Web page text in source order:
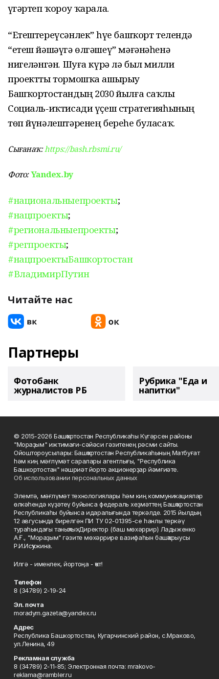
үҙгәртеп ҡороу ҡарала.
“Етештереүсәнлек” һүҙе башҡорт телендә
“етеш йәшәүгә өлгәшеү” мәғәнәһенә
нигеҙләнгән. Шуға күрә лә был милли
проектты тормошҡа ашырыу
Башҡортостандың 2030 йылға саҡлы
Социаль-иҡтисади үҫеш стратегияһының
төп йүнәлештәренең береһе буласаҡ.
Сығанаҡ:https://bash.rbsmi.ru/
Фото:Yandex.by
#национальныепроекты;
#нацпроекты;
#региональныепроекты;
#регпроекты;
#нацпроектыБашкортостан
#ВладимирПутин
Читайте нас
Партнеры
Фотобанк
журналистов РБ
Рубрика "Еда и
напитки"
© 2015-2026 Башҡортостан Республикаһы Күгәрсен районы
"Мораҙым" ижтимағи-сәйәси гәзитенең рәсми сайты.
Ойоштороусылары: Башҡортостан Республикаһының Матбуғат
һәм киң мәғлүмәт саралары агентлығы, "Республика
Башкортостан" нәшриәт йорто акционерҙар йәмғиәте.
Об использовании персональных данных
Элемтә, мәғлүмәт технологиялары һәм киң коммуникациялар
өлкәһендә күҙәтеү буйынса федераль хеҙмәттең Башҡортостан
Республикаһы буйынса идаралығында теркәлде. 2015 йылдың
12 авгусында бирелгән ПИ ТУ 02-01395-се һанлы теркәү
тураһындағы таныҡлыҡ. Директор (баш мөхәррир) Ладыженко
А.Ғ., "Мораҙым" гәзите мөхәррире вазифаһын башҡарыусы
Р.И.Исҡужина.
Илгә - именлек, йортоңа - ҡот!
Телефон
8 (34789) 2-19-24
Эл. почта
moradym.gazeta@yandex.ru
Адрес
Республика Башкортостан, Кугарчинский район, с.Мраково,
ул.Ленина, 49
Рекламная служба
8 (34789) 2-11-85; Электронная почта: mrakovo-
reklama@rambler.ru